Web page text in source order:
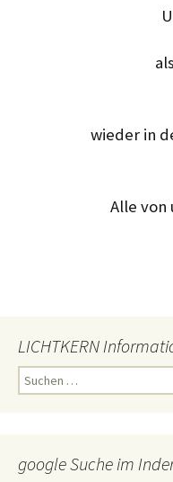
wieder in
Alle von
LICHTKERN
Suchen
nach:
google Suche im